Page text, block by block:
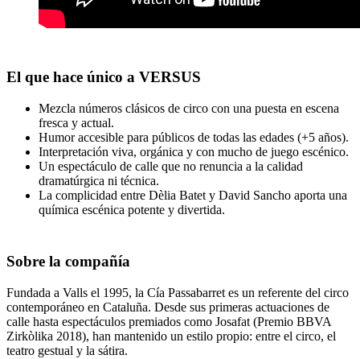
El que hace único a VERSUS
Mezcla números clásicos de circo con una puesta en escena
fresca y actual.
Humor accesible para públicos de todas las edades (+5 años).
Interpretación viva, orgánica y con mucho de juego escénico.
Un espectáculo de calle que no renuncia a la calidad
dramatúrgica ni técnica.
La complicidad entre Dèlia Batet y David Sancho aporta una
química escénica potente y divertida.
Sobre la compañía
Fundada a Valls el 1995, la Cía Passabarret es un referente del circo
contemporáneo en Cataluña. Desde sus primeras actuaciones de
calle hasta espectáculos premiados como Josafat (Premio BBVA
Zirkòlika 2018), han mantenido un estilo propio: entre el circo, el
teatro gestual y la sátira.